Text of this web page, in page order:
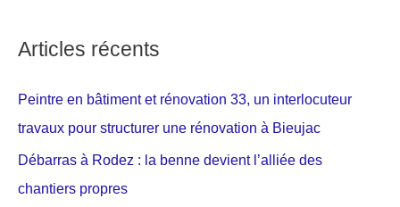
Articles récents
Peintre en bâtiment et rénovation 33, un interlocuteur
travaux pour structurer une rénovation à Bieujac
Débarras à Rodez : la benne devient l’alliée des
chantiers propres